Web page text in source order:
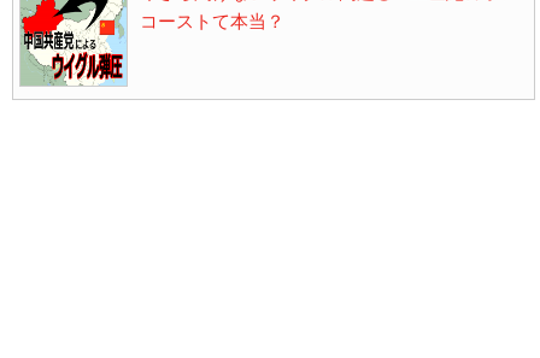
コーストて本当？